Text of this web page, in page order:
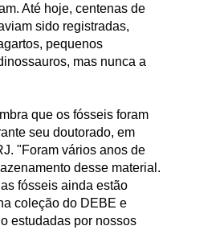
Até hoje, centenas de
sido registradas,
pequenos
mas nunca a
que os fósseis foram
seu doutorado, em
"Foram vários anos de
desse material.
fósseis ainda estão
coleção do DEBE e
estudadas por nossos